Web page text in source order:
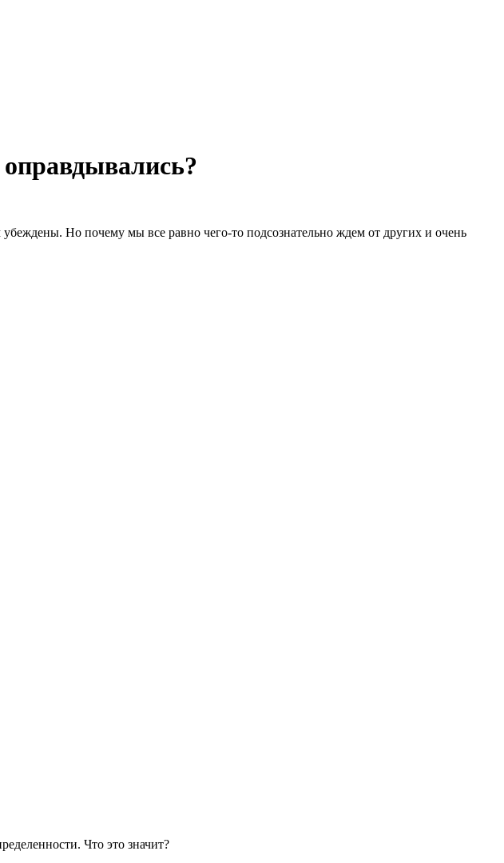
Но почему мы все равно чего-то подсознательно ждем от других и очень
Что это значит?